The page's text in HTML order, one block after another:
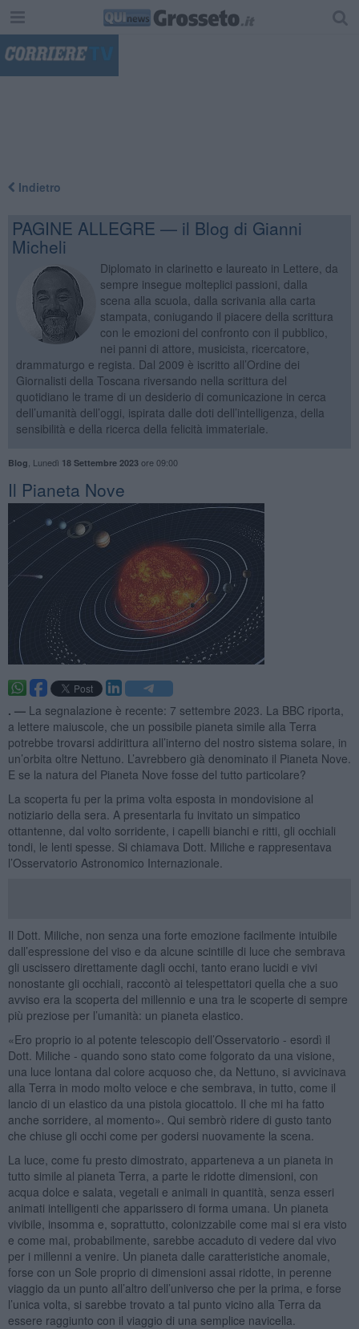
Indietro
PAGINE ALLEGRE — il Blog di Gianni
Micheli
Diplomato in clarinetto e laureato in Lettere, da
sempre insegue molteplici passioni, dalla
scena alla scuola, dalla scrivania alla carta
stampata, coniugando il piacere della scrittura
con le emozioni del confronto con il pubblico,
nei panni di attore, musicista, ricercatore,
drammaturgo e regista. Dal 2009 è iscritto all’Ordine dei
Giornalisti della Toscana riversando nella scrittura del
quotidiano le trame di un desiderio di comunicazione in cerca
dell’umanità dell’oggi, ispirata dalle doti dell’intelligenza, della
sensibilità e della ricerca della felicità immateriale.
Blog Lunedì 18 Settembre 2023ore 09:00
​Il Pianeta Nove
. — La segnalazione è recente: 7 settembre 2023. La BBC riporta,
a lettere maiuscole, che un possibile pianeta simile alla Terra
potrebbe trovarsi addirittura all’interno del nostro sistema solare, in
un’orbita oltre Nettuno. L’avrebbero già denominato il Pianeta Nove.
E se la natura del Pianeta Nove fosse del tutto particolare?
La scoperta fu per la prima volta esposta in mondovisione al
notiziario della sera. A presentarla fu invitato un simpatico
ottantenne, dal volto sorridente, i capelli bianchi e ritti, gli occhiali
tondi, le lenti spesse. Si chiamava Dott. Miliche e rappresentava
l’Osservatorio Astronomico Internazionale.
Il Dott. Miliche, non senza una forte emozione facilmente intuibile
dall’espressione del viso e da alcune scintille di luce che sembrava
gli uscissero direttamente dagli occhi, tanto erano lucidi e vivi
nonostante gli occhiali, raccontò ai telespettatori quella che a suo
avviso era la scoperta del millennio e una tra le scoperte di sempre
più preziose per l’umanità: un pianeta elastico.
«Ero proprio io al potente telescopio dell’Osservatorio - esordì il
Dott. Miliche - quando sono stato come folgorato da una visione,
una luce lontana dal colore acquoso che, da Nettuno, si avvicinava
alla Terra in modo molto veloce e che sembrava, in tutto, come il
lancio di un elastico da una pistola giocattolo. Il che mi ha fatto
anche sorridere, al momento». Qui sembrò ridere di gusto tanto
che chiuse gli occhi come per godersi nuovamente la scena.
La luce, come fu presto dimostrato, apparteneva a un pianeta in
tutto simile al pianeta Terra, a parte le ridotte dimensioni, con
acqua dolce e salata, vegetali e animali in quantità, senza esseri
animati intelligenti che apparissero di forma umana. Un pianeta
vivibile, insomma e, soprattutto, colonizzabile come mai si era visto
e come mai, probabilmente, sarebbe accaduto di vedere dal vivo
per i millenni a venire. Un pianeta dalle caratteristiche anomale,
forse con un Sole proprio di dimensioni assai ridotte, in perenne
viaggio da un punto all’altro dell’universo che per la prima, e forse
l’unica volta, si sarebbe trovato a tal punto vicino alla Terra da
essere raggiunto con il viaggio di una semplice navicella.